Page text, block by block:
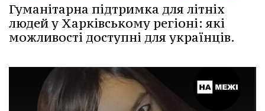
Гуманітарна підтримка для літніх
людей у Харківському регіоні: які
можливості доступні для українців.